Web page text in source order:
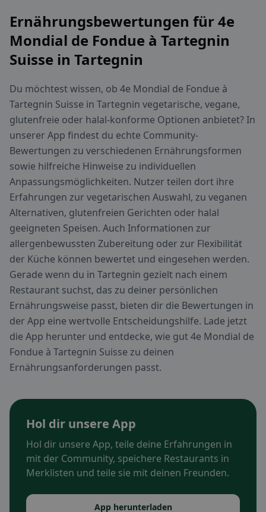
Ernährungsbewertungen für 4e
Mondial de Fondue à Tartegnin
Suisse in Tartegnin
Du möchtest wissen, ob 4e Mondial de Fondue à
Tartegnin Suisse in Tartegnin vegetarische, vegane,
glutenfreie oder halal-konforme Optionen anbietet? In
unserer App findest du echte Community-
Bewertungen zu verschiedenen Ernährungsformen
sowie hilfreiche Hinweise zu individuellen
Anpassungsmöglichkeiten. Nutzer teilen dort ihre
Erfahrungen zur vegetarischen Auswahl, zu veganen
Alternativen, glutenfreien Gerichten oder halal
geeigneten Speisen. Auch Informationen zur
allergenbewussten Zubereitung oder zur Flexibilität
der Küche können bewertet und eingesehen werden.
Gerade wenn du in Tartegnin gezielt nach einem
Restaurant suchst, das zu deiner persönlichen
Ernährungsweise passt, bieten dir die Bewertungen in
der App eine wertvolle Entscheidungshilfe. Lade jetzt
die App herunter und entdecke, wie gut 4e Mondial de
Fondue à Tartegnin Suisse zu deinen
Ernährungsanforderungen passt.
Hol dir unsere App
Hol dir unsere App, teile deine Erfahrungen in
mit der Community, speichere Restaurants in
Merklisten und teile sie mit deinen Freunden.
App herunterladen